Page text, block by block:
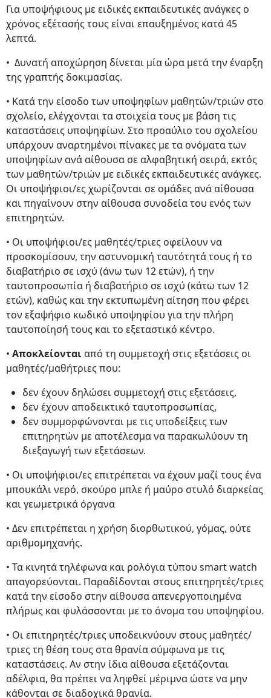
Για υποψήφιους με ειδικές εκπαιδευτικές ανάγκες ο
χρόνος εξέτασής τους είναι επαυξημένος κατά 45
λεπτά.
• Δυνατή αποχώρηση δίνεται μία ώρα μετά την έναρξη
της γραπτής δοκιμασίας.
• Κατά την είσοδο των υποψηφίων μαθητών/τριών στο
σχολείο, ελέγχονται τα στοιχεία τους με βάση τις
καταστάσεις υποψηφίων. Στο προαύλιο του σχολείου
υπάρχουν αναρτημένοι πίνακες με τα ονόματα των
υποψηφίων ανά αίθουσα σε αλφαβητική σειρά, εκτός
των μαθητών/τριών με ειδικές εκπαιδευτικές ανάγκες.
Οι υποψήφιοι/ες χωρίζονται σε ομάδες ανά αίθουσα
και πηγαίνουν στην αίθουσα συνοδεία του ενός των
επιτηρητών.
• Οι υποψήφιοι/ες μαθητές/τριες οφείλουν να
προσκομίσουν, την αστυνομική ταυτότητά τους ή το
διαβατήριο σε ισχύ (άνω των 12 ετών), ή την
ταυτοπροσωπία ή διαβατήριο σε ισχύ (κάτω των 12
ετών), καθώς και την εκτυπωμένη αίτηση που φέρει
τον εξαψήφιο κωδικό υποψηφίου για την πλήρη
ταυτοποίησή τους και το εξεταστικό κέντρο.
• Αποκλείονταιαπό τη συμμετοχή στις εξετάσεις οι
μαθητές/μαθήτριες που:
δεν έχουν δηλώσει συμμετοχή στις εξετάσεις,
δεν έχουν αποδεικτικό ταυτοπροσωπίας,
δεν συμμορφώνονται με τις υποδείξεις των
επιτηρητών με αποτέλεσμα να παρακωλύουν τη
διεξαγωγή των εξετάσεων.
• Οι υποψήφιοι/ες επιτρέπεται να έχουν μαζί τους ένα
μπουκάλι νερό, σκούρο μπλε ή μαύρο στυλό διαρκείας
και γεωμετρικά όργανα
• Δεν επιτρέπεται η χρήση διορθωτικού, γόμας, ούτε
αριθμομηχανής.
• Τα κινητά τηλέφωνα και ρολόγια τύπου smart watch
απαγορεύονται. Παραδίδονται στους επιτηρητές/τριες
κατά την είσοδο στην αίθουσα απενεργοποιημένα
πλήρως και φυλάσσονται με το όνομα του υποψηφίου.
• Οι επιτηρητές/τριες υποδεικνύουν στους μαθητές/
τριες τη θέση τους στα θρανία σύμφωνα με τις
καταστάσεις. Αν στην ίδια αίθουσα εξετάζονται
αδέλφια, θα πρέπει να ληφθεί μέριμνα ώστε να μην
κάθονται σε διαδοχικά θρανία.